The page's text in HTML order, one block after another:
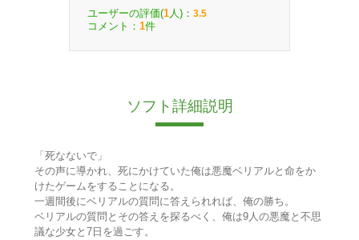
ユーザーの評価(1 人)： 3.5
コメント： 1件
ソフト詳細説明
「死なないで」
その声に導かれ、死にかけていた俺は悪魔ベリアルと命をか
けたゲームをすることになる。
一週間後にベリアルの質問に答えられれば、俺の勝ち。
ベリアルの質問とその答えを探るべく、俺は9人の悪魔と不思
議な少女と7日を過ごす。